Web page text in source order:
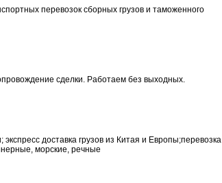
перевозок сборных грузов и таможенного
сделки. Работаем без выходных.
доставка грузов из Китая и Европы;перевозка
морские, речные